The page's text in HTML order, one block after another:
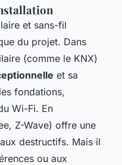
et sans-fil
du projet. Dans
(comme le KNX)
et sa
fondations,
Wi-Fi. En
Z-Wave) offre une
destructifs. Mais il
ou aux